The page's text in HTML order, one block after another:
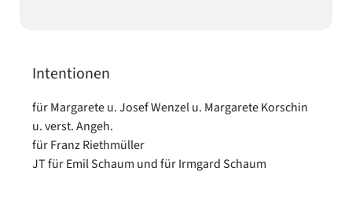
Intentionen
für Margarete u. Josef Wenzel u. Margarete Korschin
u. verst. Angeh.
für Franz Riethmüller
JT für Emil Schaum und für Irmgard Schaum